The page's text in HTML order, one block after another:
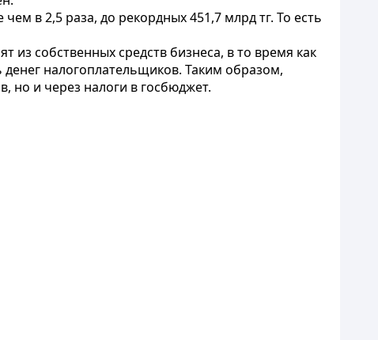
в 2,5 раза, до рекордных 451,7 млрд тг. То есть
из собственных средств бизнеса, в то время как
налогоплательщиков. Таким образом,
но и через налоги в госбюджет.